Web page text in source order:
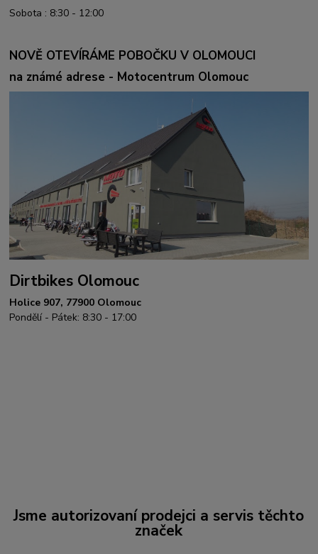
Sobota : 8:30 - 12:00
NOVĚ OTEVÍRÁME POBOČKU V OLOMOUCI
na známé adrese - Motocentrum Olomouc
Dirtbikes Olomouc
Holice 907, 77900 Olomouc
Pondělí - Pátek: 8:30 - 17:00
Jsme autorizovaní prodejci a servis těchto
značek